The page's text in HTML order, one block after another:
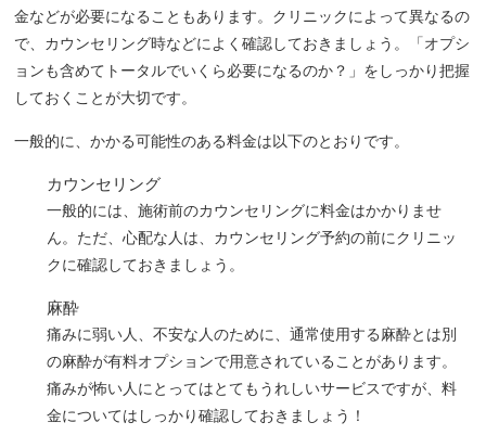
金などが必要になることもあります。クリニックによって異なるの
で、カウンセリング時などによく確認しておきましょう。「オプシ
ョンも含めてトータルでいくら必要になるのか？」をしっかり把握
しておくことが大切です。
一般的に、かかる可能性のある料金は以下のとおりです。
カウンセリング
一般的には、施術前のカウンセリングに料金はかかりませ
ん。ただ、心配な人は、カウンセリング予約の前にクリニッ
クに確認しておきましょう。
麻酔
痛みに弱い人、不安な人のために、通常使用する麻酔とは別
の麻酔が有料オプションで用意されていることがあります。
痛みが怖い人にとってはとてもうれしいサービスですが、料
金についてはしっかり確認しておきましょう！